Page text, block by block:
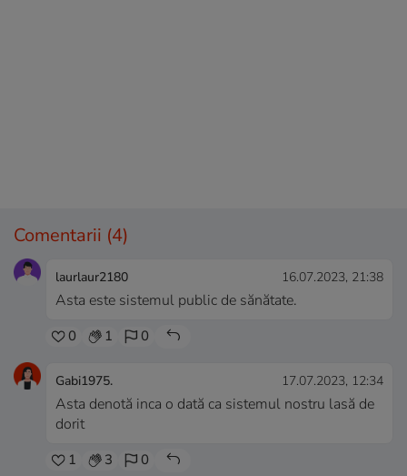
Comentarii (4)
laurlaur2180 16.07.2023, 21:38
Asta este sistemul public de sănătate.
0 1 0
Gabi1975. 17.07.2023, 12:34
Asta denotă inca o dată ca sistemul nostru lasă de
dorit
1 3 0